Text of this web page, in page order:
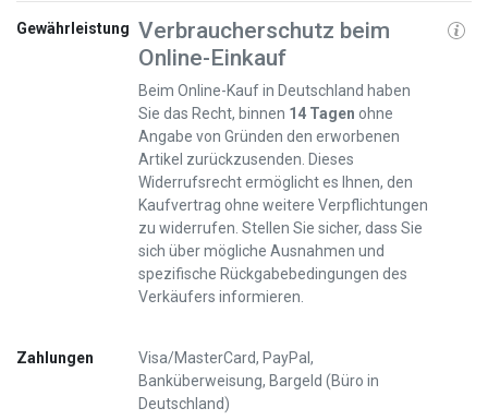
Gewährleistung Verbraucherschutz beim
Online-Einkauf
Beim Online-Kauf in Deutschland haben
Sie das Recht, binnen 14 Tagen ohne
Angabe von Gründen den erworbenen
Artikel zurückzusenden. Dieses
Widerrufsrecht ermöglicht es Ihnen, den
Kaufvertrag ohne weitere Verpflichtungen
zu widerrufen. Stellen Sie sicher, dass Sie
sich über mögliche Ausnahmen und
spezifische Rückgabebedingungen des
Verkäufers informieren.
Zahlungen
Visa/MasterCard, PayPal,
Banküberweisung, Bargeld (Büro in
Deutschland)